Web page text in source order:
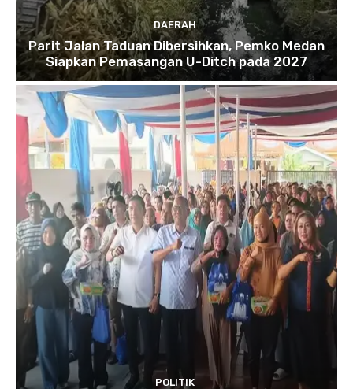
DAERAH
Parit Jalan Taduan Dibersihkan, Pemko Medan
Siapkan Pemasangan U-Ditch pada 2027
POLITIK